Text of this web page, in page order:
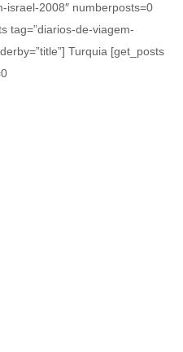
israel-2008″ numberposts=0
tag=”diarios-de-viagem-
Turquia [get_posts